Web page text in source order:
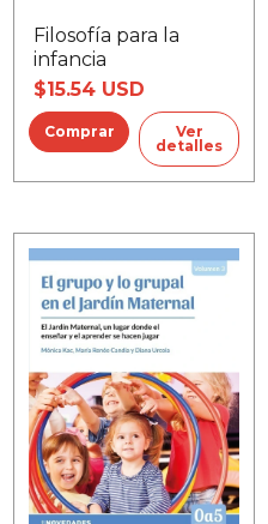
Filosofía para la
infancia
$15.54 USD
Ver
detalles